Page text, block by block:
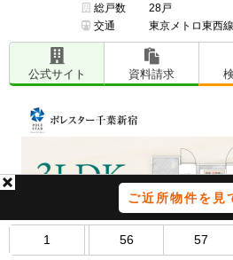
ご近所物件を見
1 56 57
総戸数
28戸
交通
東京メトロ東西
公式サイト 資料請求